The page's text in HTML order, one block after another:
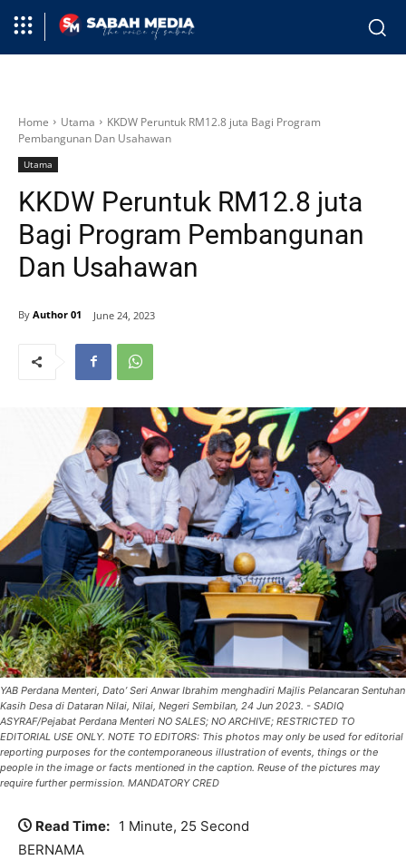
Home Utama
KKDW Peruntuk RM12.8 juta Bagi Program
Pembangunan Dan Usahawan
Utama
KKDW Peruntuk RM12.8 juta
Bagi Program Pembangunan
Dan Usahawan
By Author 01 June 24, 2023
YAB Perdana Menteri, Dato’ Seri Anwar Ibrahim menghadiri Majlis Pelancaran Sentuhan
Kasih Desa di Dataran Nilai, Nilai, Negeri Sembilan, 24 Jun 2023. - SADIQ
ASYRAF/Pejabat Perdana Menteri NO SALES; NO ARCHIVE; RESTRICTED TO
EDITORIAL USE ONLY. NOTE TO EDITORS: This photos may only be used for editorial
reporting purposes for the contemporaneous illustration of events, things or the
people in the image or facts mentioned in the caption. Reuse of the pictures may
require further permission. MANDATORY CRED
Read Time: 1 Minute, 25 Second
BERNAMA